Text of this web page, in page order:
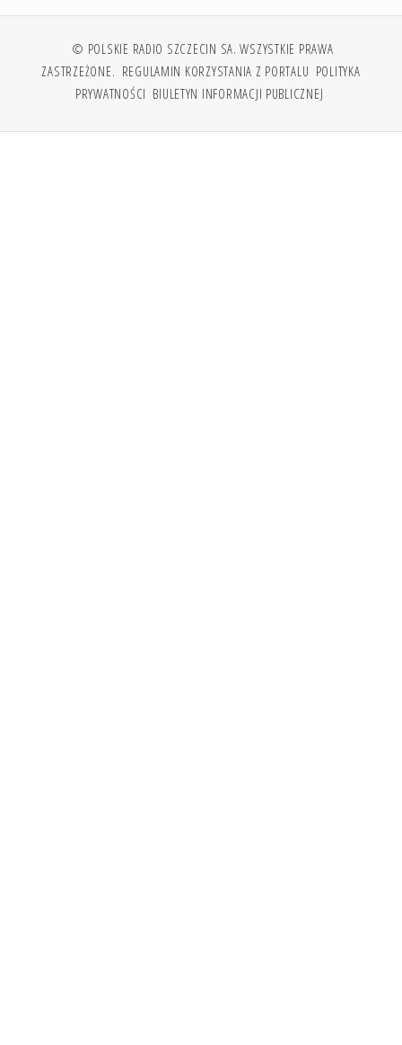
© POLSKIE RADIO SZCZECIN SA. WSZYSTKIE PRAWA
ZASTRZEŻONE. REGULAMIN KORZYSTANIA Z PORTALU POLITYKA
PRYWATNOŚCI BIULETYN INFORMACJI PUBLICZNEJ